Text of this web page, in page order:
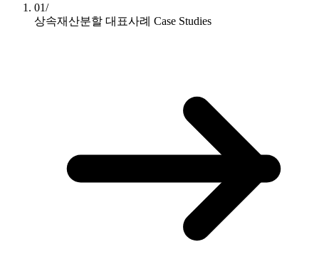
01/
상속재산분할 대표사례 Case Studies